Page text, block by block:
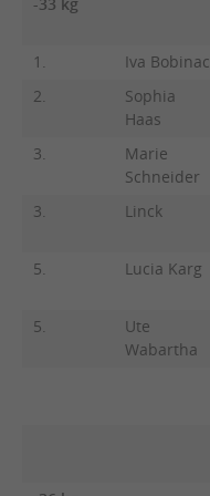
-33 kg
1.
Iva Bobinac
2.
Sophia
Haas
3.
Marie
Schneider
3. Linck
5.
Lucia Karg
5.
Ute
Wabartha